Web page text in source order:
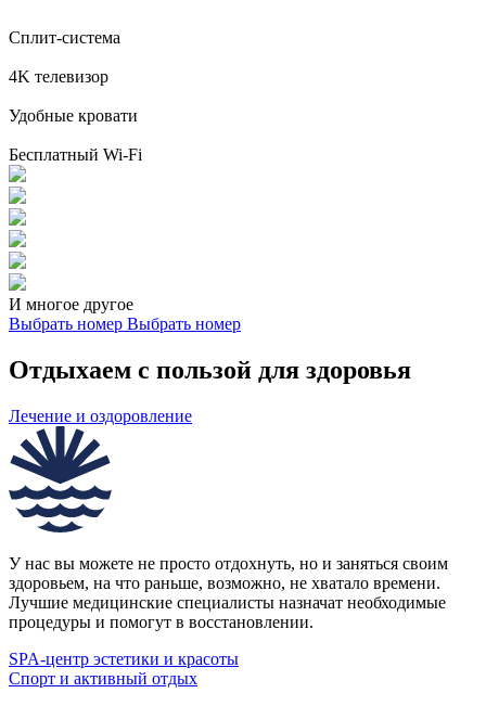
Сплит-система
4K телевизор
Удобные кровати
Бесплатный Wi-Fi
И многое другое
Выбрать номер Выбрать номер
Отдыхаем с пользой для здоровья
Лечение и оздоровление
У нас вы можете не просто отдохнуть, но и заняться своим
здоровьем, на что раньше, возможно, не хватало времени.
Лучшие медицинские специалисты назначат необходимые
процедуры и помогут в восстановлении.
SPA-центр эстетики и красоты
Спорт и активный отдых